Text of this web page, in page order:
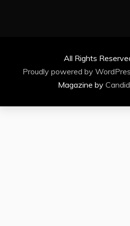
All Rights
Proudly powered by
Magazine by